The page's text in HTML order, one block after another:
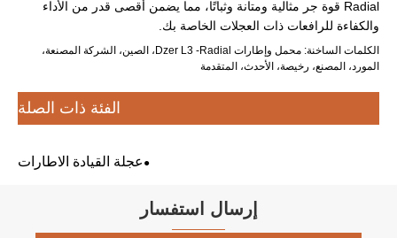
Radial قوة جر مثالية ومتانة وثباتًا، مما يضمن أقصى قدر من الأداء
والكفاءة للرافعات ذات العجلات الخاصة بك.
الكلمات الساخنة: محمل وإطارات Dzer L3 -Radial، الصين، الشركة المصنعة،
المورد، المصنع، رخيصة، الأحدث، المتقدمة
الفئة ذات الصلة
عجلة القيادة الاطارات
إرسال استفسار